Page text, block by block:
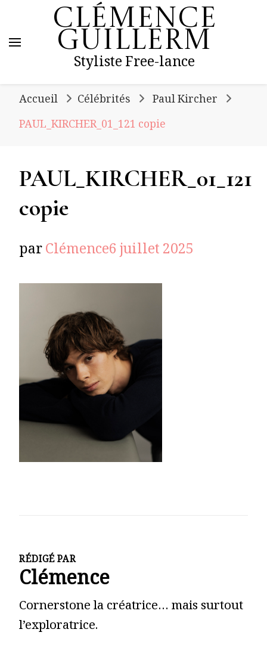
Clémence
Guillerm
Styliste Free-lance
Accueil Célébrités
Paul Kircher
PAUL_KIRCHER_01_121 copie
PAUL_KIRCHER_01_121
copie
parClémence6 juillet 2025
RÉDIGÉ PAR
Clémence
Cornerstone la créatrice… mais surtout
l’exploratrice.